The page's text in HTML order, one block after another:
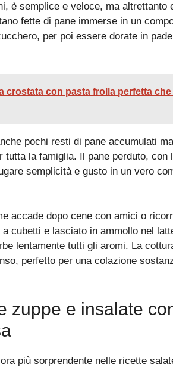
è semplice e veloce, ma altrettanto
fette di pane immerse in un
per poi essere dorate in
crostata con pasta frolla perfetta
pochi resti di pane accumulati
tutta la famiglia. Il pane perduto,
semplicità e gusto in un vero
accade dopo cene con amici o
a cubetti e lasciato in ammollo nel
lentamente tutti gli aromi. La
perfetto per una colazione
zuppe e insalate
più sorprendente nelle ricette